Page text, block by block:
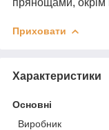
Приховати
Характеристики
Основні
Виробник